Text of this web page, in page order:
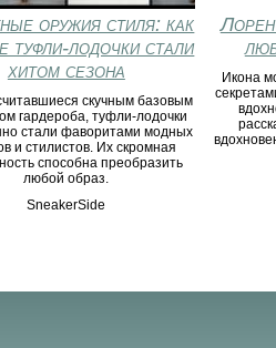
оружия стиля: как
туфли-лодочки стали
хитом сезона
скучным базовым
гардероба, туфли-лодочки
стали фаворитами модных
и стилистов. Их скромная
способна преобразить
любой образ.
SneakerSide
Икона